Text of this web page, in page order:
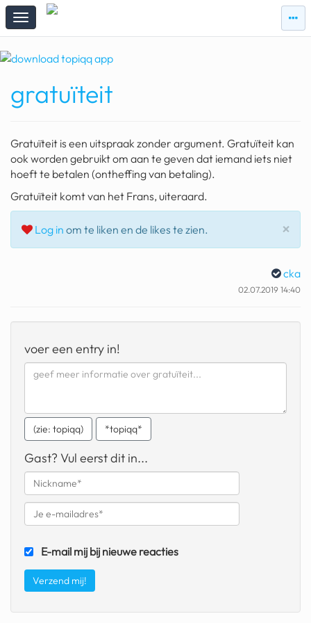
zie
topiqqs
zie
#vandaag
Topiqqs Reacties
ark van noach
fomo
21.4 procent btw
geochelone yniphora
wibra
blokker
it really whips the llama s
ass
chinese automerken
boring phone
dunkin donuts
ryanair
dpd
gratuïteit
Gratuïteit is een uitspraak zonder argument. Gratuïteit kan
ook worden gebruikt om aan te geven dat iemand iets niet
hoeft te betalen (ontheffing van betaling).
Gratuïteit komt van het Frans, uiteraard.
×
Log in om te liken en de likes te zien.
cka
02.07.2019 14:40
voer een entry in!
(zie: topiqq) *topiqq*
Gast? Vul eerst dit in...
E-mail mij bij nieuwe reacties